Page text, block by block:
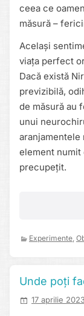
ceea ce
măsură –
Același
viața perfect
Dacă există
previzibilă,
de măsură au
unui
aranjamentele
element
precupețit.
Experimente,
Unde poți
17 aprilie